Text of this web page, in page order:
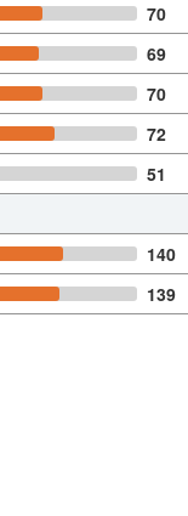
70
69
70
72
51
140
139